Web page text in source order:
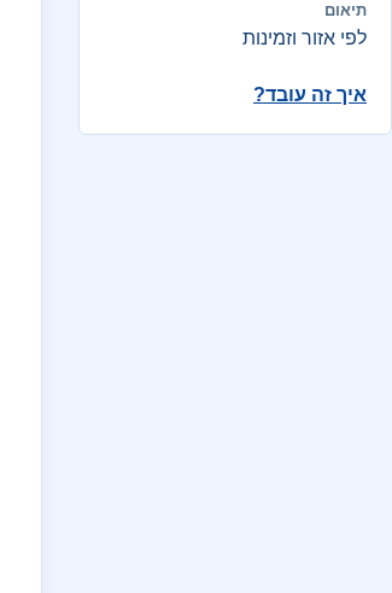
תיאום
לפי אזור וזמינות
איך זה עובד?